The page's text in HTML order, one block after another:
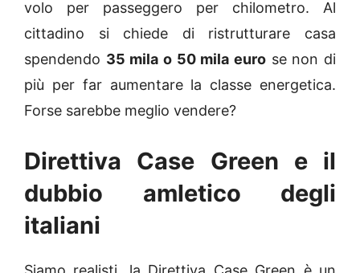
volo per passeggero per chilometro. Al
cittadino si chiede di ristrutturare casa
spendendo 35 mila o 50 mila euro se non di
più per far aumentare la classe energetica.
Forse sarebbe meglio vendere?
Direttiva Case Green e il
dubbio amletico degli
italiani